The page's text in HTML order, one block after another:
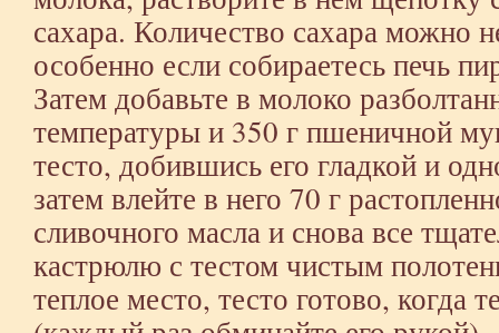
сахара. Количество сахара можно
особенно если собираетесь печь
Затем добавьте в молоко
температуры и 350 г пшеничной
тесто, добившись его гладкой и
затем влейте в него 70 г
сливочного масла и снова все
кастрюлю с тестом чистым
теплое место, тесто готово, когда